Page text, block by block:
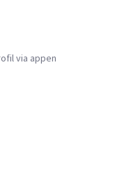
via appen